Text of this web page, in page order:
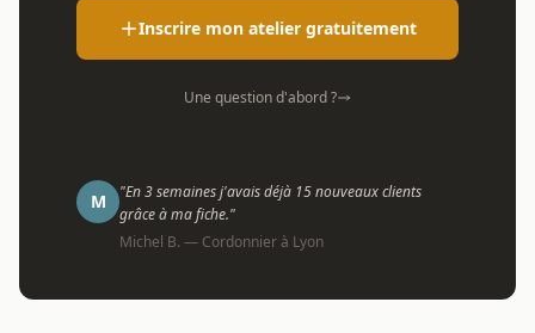
Inscrire mon atelier gratuitement
Une question d'abord ?
M
"En 3 semaines j'avais déjà 15 nouveaux clients
grâce à ma fiche."
Michel B. — Cordonnier à Lyon